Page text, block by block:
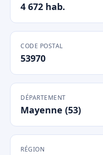
4 672 hab.
CODE POSTAL
53970
DÉPARTEMENT
Mayenne (53)
RÉGION